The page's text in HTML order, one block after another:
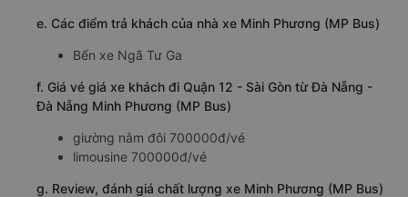
e. Các điểm trả khách của nhà xe Minh Phương (MP Bus)
Bến xe Ngã Tư Ga
f. Giá vé giá xe khách đi Quận 12 - Sài Gòn từ Đà Nẵng -
Đà Nẵng Minh Phương (MP Bus)
giường nằm đôi 700000đ/vé
limousine 700000đ/vé
g. Review, đánh giá chất lượng xe Minh Phương (MP Bus)